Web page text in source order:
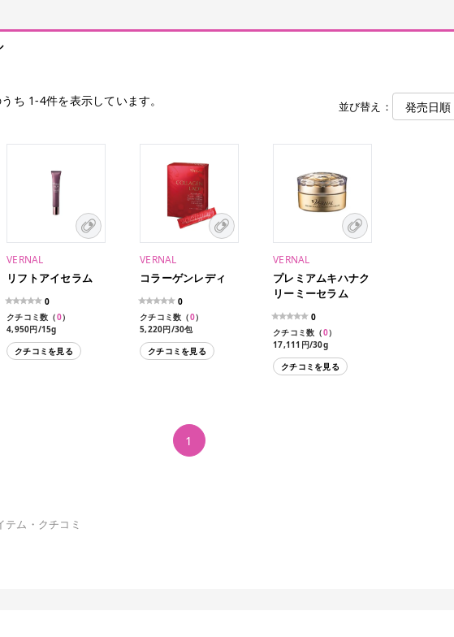
ち 1-4件を表示しています。 並び替え：
VERNAL
リフトアイセラム
0
クチコミ数（0）
4,950円/15g
クチコミを見る
VERNAL
コラーゲンレディ
0
クチコミ数（0）
5,220円/30包
クチコミを見る
VERNAL
プレミアムキハナク
リーミーセラム
0
クチコミ数（0）
17,111円/30g
クチコミを見る
1
テム・クチコミ